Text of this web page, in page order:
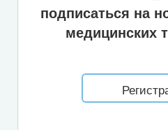
подписаться на
медицинских